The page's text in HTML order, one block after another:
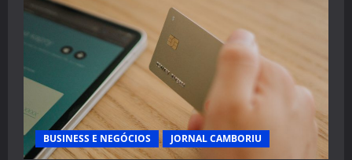
BUSINESS E NEGÓCIOS JORNAL CAMBORIU